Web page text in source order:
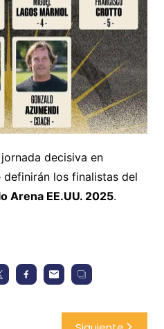
decisiva en
los finalistas del
Arena EE.UU. 2025.